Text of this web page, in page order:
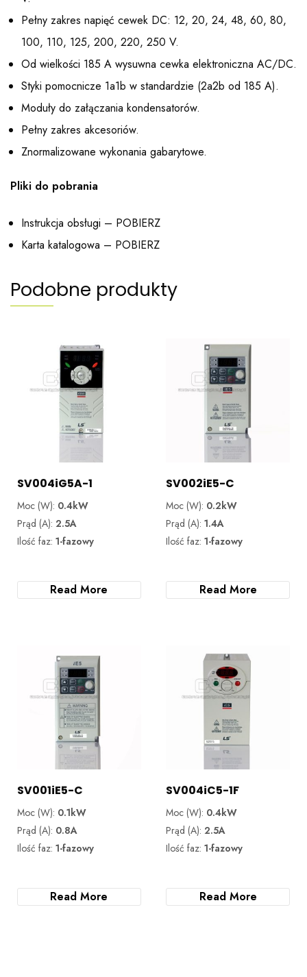
Pełny zakres napięć cewek DC: 12, 20, 24, 48, 60, 80,
100, 110, 125, 200, 220, 250 V.
Od wielkości 185 A wysuwna cewka elektroniczna AC/DC.
Styki pomocnicze 1a1b w standardzie (2a2b od 185 A).
Moduły do załączania kondensatorów.
Pełny zakres akcesoriów.
Znormalizowane wykonania gabarytowe.
Pliki do pobrania
Instrukcja obsługi – POBIERZ
Karta katalogowa – POBIERZ
Podobne produkty
SV004iG5A-1
Moc (W): 0.4kW
Prąd (A): 2.5A
Ilość faz: 1-fazowy
Read More
SV002iE5-C
Moc (W): 0.2kW
Prąd (A):1.4A
Ilość faz:1-fazowy
Read More
SV001iE5-C
Moc (W): 0.1kW
Prąd (A): 0.8A
Ilość faz: 1-fazowy
Read More
SV004iC5-1F
Moc (W): 0.4kW
Prąd (A): 2.5A
Ilość faz:1-fazowy
Read More